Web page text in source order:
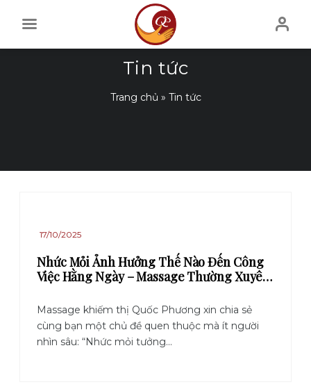
Tin tức
Trang chủ » Tin tức
17/10/2025
Nhức Mỏi Ảnh Hưởng Thế Nào Đến Công
Việc Hằng Ngày – Massage Thường Xuyên
Massage khiếm thị Quốc Phương xin chia sẻ
cùng bạn một chủ đề quen thuộc mà ít người
nhìn sâu: “Nhức mỏi tưởng...